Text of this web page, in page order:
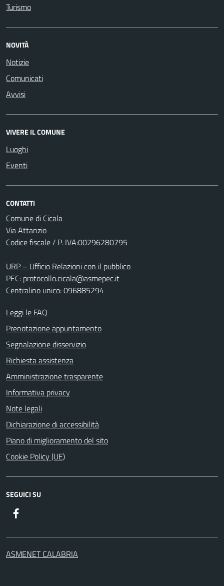
Turismo
NOVITÀ
Notizie
Comunicati
Avvisi
VIVERE IL COMUNE
Luoghi
Eventi
CONTATTI
Comune di Cicala
Via Attanzio
Codice fiscale / P. IVA:00296280795
URP – Ufficio Relazioni con il pubblico
PEC: protocollo.cicala@asmepec.it
Centralino unico: 096885294
Leggi le FAQ
Prenotazione appuntamento
Segnalazione disservizio
Richiesta assistenza
Amministrazione trasparente
Informativa privacy
Note legali
Dichiarazione di accessibilità
Piano di miglioramento del sito
Cookie Policy (UE)
SEGUICI SU
ASMENET CALABRIA